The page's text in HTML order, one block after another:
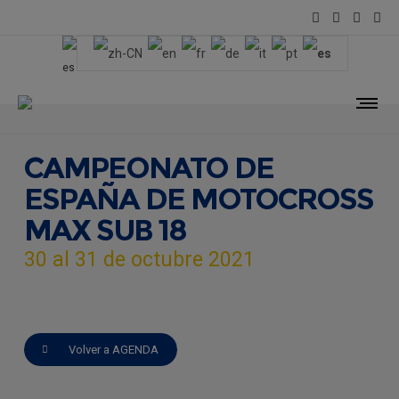
CAMPEONATO DE
ESPAÑA DE MOTOCROSS
MAX SUB 18
30 al 31 de octubre 2021
Volver a AGENDA